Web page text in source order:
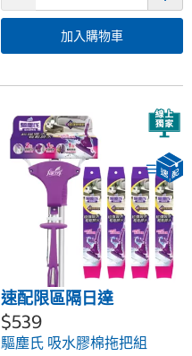
加入購物車
速配限區隔日達
$539
驅塵氏 吸水膠棉拖把組